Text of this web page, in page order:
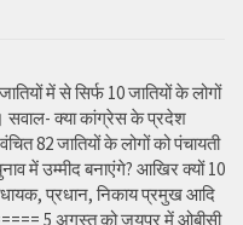
में से सिर्फ 10 जातियों के लोगों
सवाल- क्या कांग्रेस के प्रदेश
82 जातियों के लोगों को पंचायती
में उम्मीद बनाएंगे? आखिर क्यों 10
प्रधान, निकाय प्रमुख आदि
5 अगस्त को जयपुर में ओबीसी